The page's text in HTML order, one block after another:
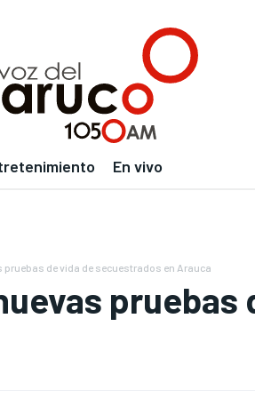
En vivo
pruebas de vida de secuestrados en Arauca